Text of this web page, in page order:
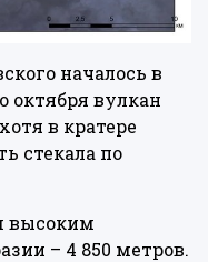
началось в
вулкан
в кратере
стекала по
высоким
– 4 850 метров.